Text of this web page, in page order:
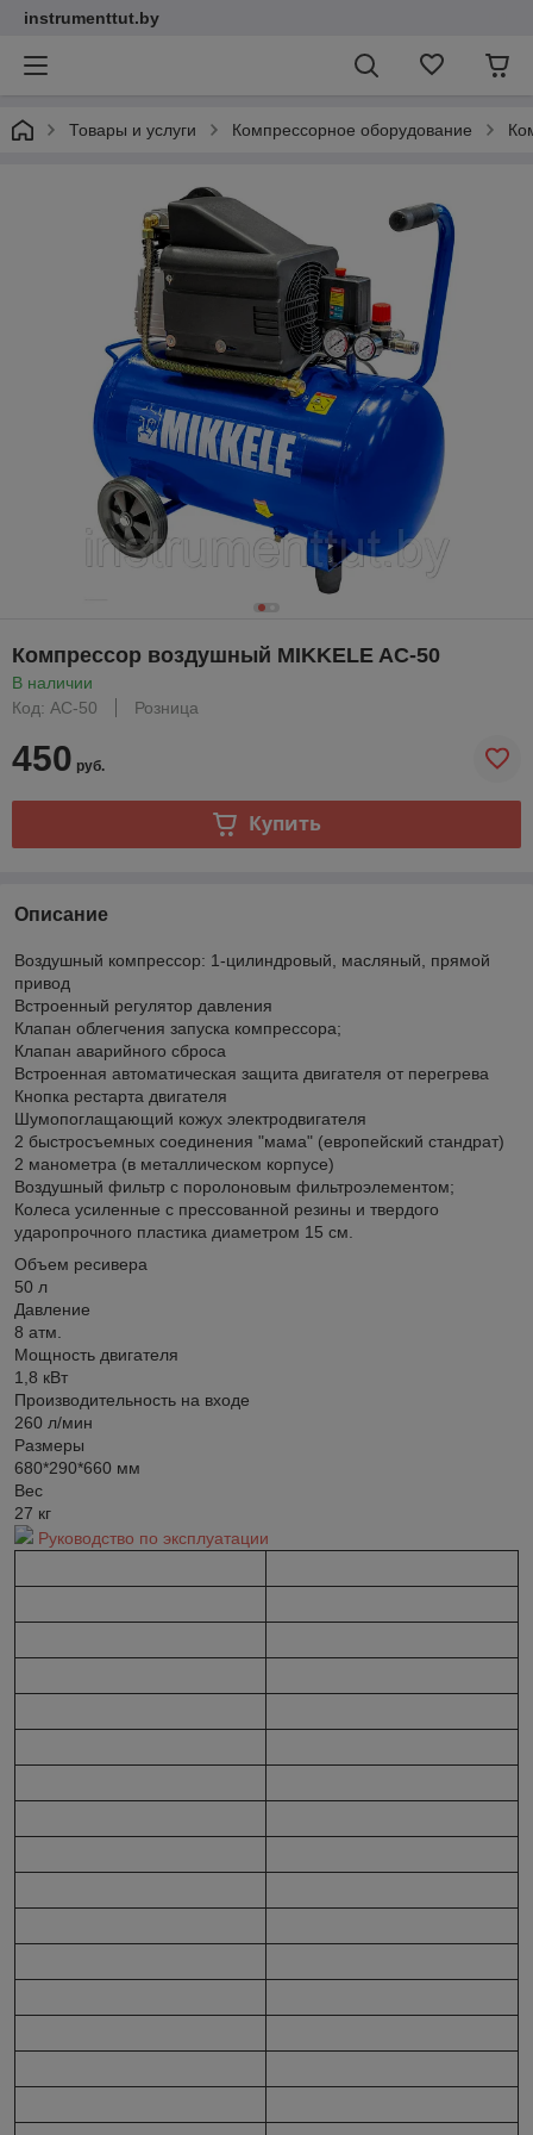
instrumenttut.by
Товары и услуги Компрессорное оборудование
Компрессор воздушный MIKKELE AC-50
В наличии
Код: AC-50
Розница
450 руб.
Купить
Описание
Воздушный компрессор: 1-цилиндровый, масляный, прямой
привод
Встроенный регулятор давления
Клапан облегчения запуска компрессора;
Клапан аварийного сброса
Встроенная автоматическая защита двигателя от перегрева
Кнопка рестарта двигателя
Шумопоглащающий кожух электродвигателя
2 быстросъемных соединения "мама" (европейский стандрат)
2 манометра (в металлическом корпусе)
Воздушный фильтр с поролоновым фильтроэлементом;
Колеса усиленные с прессованной резины и твердого
ударопрочного пластика диаметром 15 см.
Объем ресивера
50 л
Давление
8 атм.
Мощность двигателя
1,8 кВт
Производительность на входе
260 л/мин
Размеры
680*290*660 мм
Вес
27 кг
Руководство по эксплуатации